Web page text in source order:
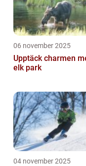
06 november 2025
Upptäck charmen
elk park
04 november 2025